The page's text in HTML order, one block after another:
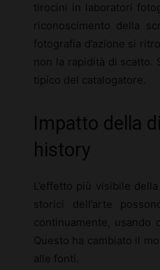
tirocini in laboratori
riconoscimento della
fotografia d’azione si
non la rapidità di scatto.
tipico del catalogatore.
Impatto della
history
L’effetto più visibile della
storici dell’arte
continuamente,
Questo ha cambiato il
alle fonti.